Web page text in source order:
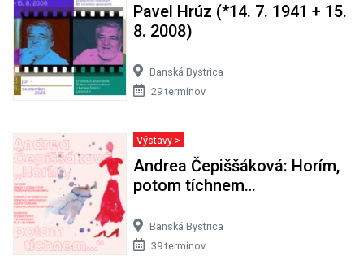
Pavel Hrúz (*14. 7. 1941 + 15.
8. 2008)
Banská Bystrica
29 termínov
Výstavy >
Andrea Čepiššáková: Horím,
potom tíchnem…
Banská Bystrica
39 termínov